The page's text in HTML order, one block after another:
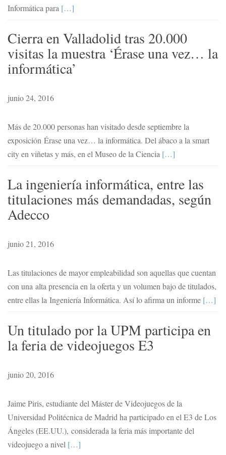
Informática para […]
Cierra en Valladolid tras 20.000
visitas la muestra ‘Érase una vez… la
informática’
junio 24, 2016
Más de 20.000 personas han visitado desde septiembre la
exposición Érase una vez… la informática. Del ábaco a la smart
city en viñetas y más, en el Museo de la Ciencia […]
La ingeniería informática, entre las
titulaciones más demandadas, según
Adecco
junio 21, 2016
Las titulaciones de mayor empleabilidad son aquellas que cuentan
con una alta presencia en la oferta y un volumen bajo de titulados,
entre ellas la Ingeniería Informática. Así lo afirma un informe […]
Un titulado por la UPM participa en
la feria de videojuegos E3
junio 20, 2016
Jaime Piris, estudiante del Máster de Videojuegos de la
Universidad Politécnica de Madrid ha participado en el E3 de Los
Ángeles (EE.UU.), considerada la feria más importante del
videojuego a nivel […]